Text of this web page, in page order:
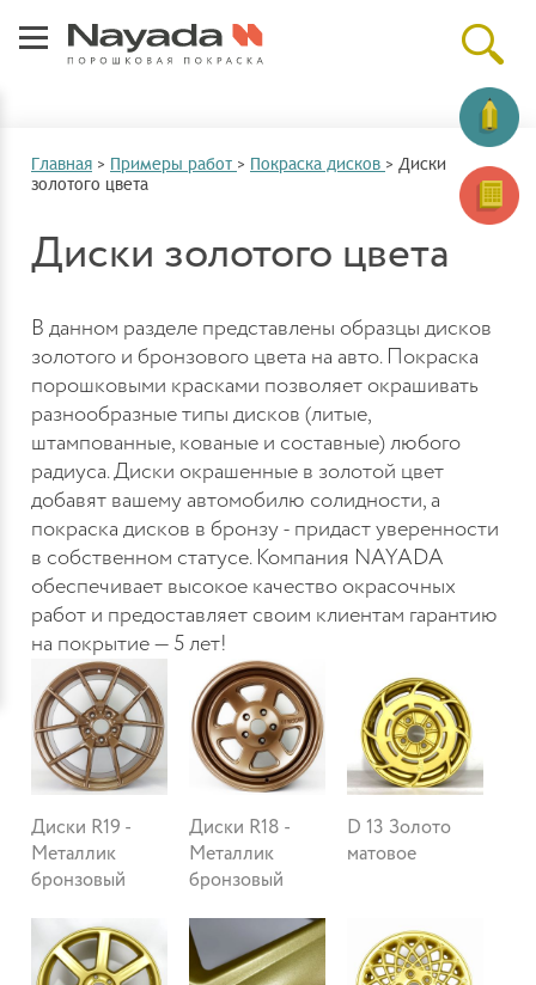
Главная > Примеры работ > Покраска дисков > Диски
золотого цвета
Диски золотого цвета
В данном разделе представлены образцы дисков
золотого и бронзового цвета на авто. Покраска
порошковыми красками позволяет окрашивать
разнообразные типы дисков (литые,
штампованные, кованые и составные) любого
радиуса. Диски окрашенные в золотой цвет
добавят вашему автомобилю солидности, а
покраска дисков в бронзу - придаст уверенности
в собственном статусе. Компания NAYADA
обеспечивает высокое качество окрасочных
работ и предоставляет своим клиентам гарантию
на покрытие — 5 лет!
Диски R19 -
Металлик
бронзовый
Диски R18 -
Металлик
бронзовый
D 13 Золото
матовое